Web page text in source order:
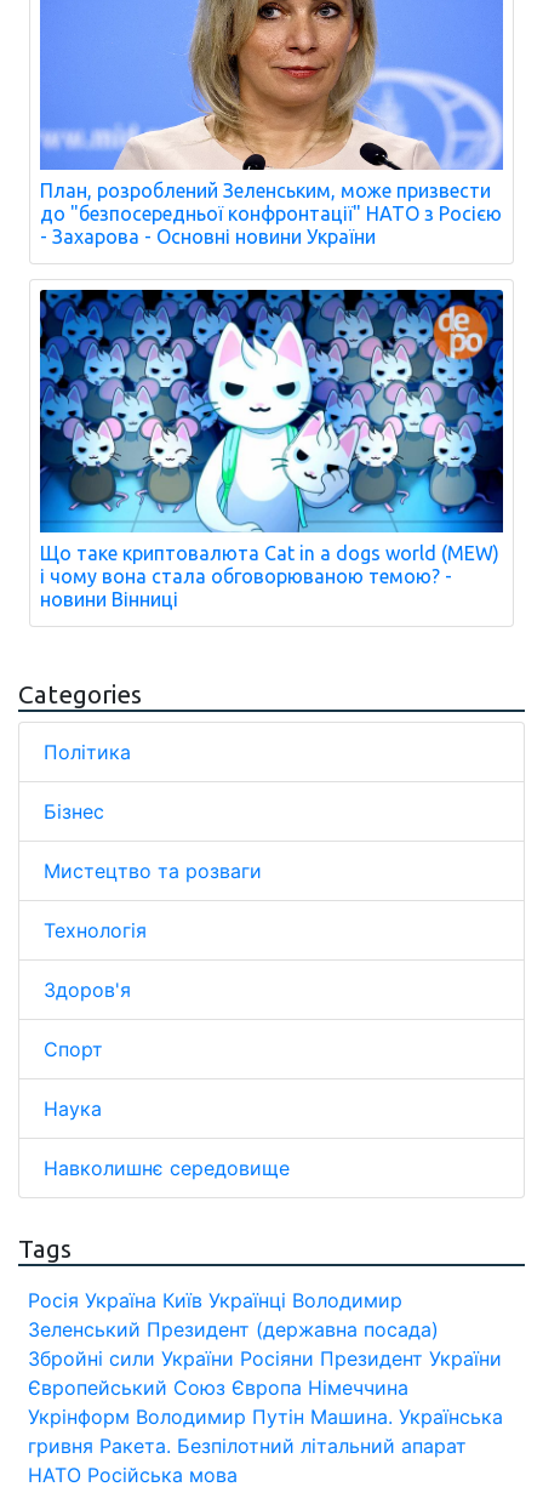
План, розроблений Зеленським, може призвести
до "безпосередньої конфронтації" НАТО з Росією
- Захарова - Основні новини України
Що таке криптовалюта Cat in a dogs world (MEW)
і чому вона стала обговорюваною темою? -
новини Вінниці
Categories
Політика
Бізнес
Мистецтво та розваги
Технологія
Здоров'я
Спорт
Наука
Навколишнє середовище
Tags
Росія Україна Київ Українці Володимир
Зеленський Президент (державна посада)
Збройні сили України Росіяни Президент України
Європейський Союз Європа Німеччина
Укрінформ Володимир Путін Машина. Українська
гривня Ракета. Безпілотний літальний апарат
НАТО Російська мова